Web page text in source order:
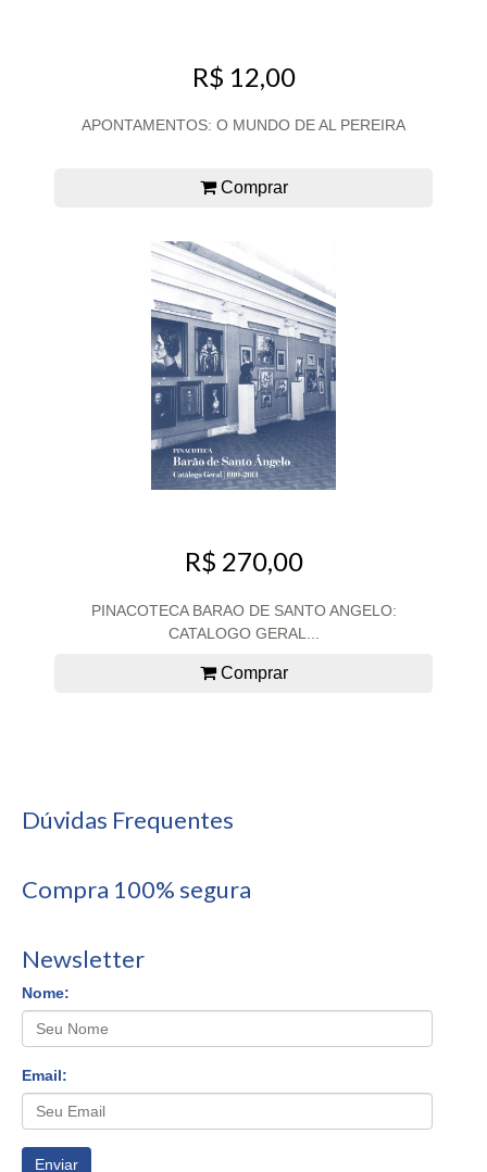
R$ 12,00
APONTAMENTOS: O MUNDO DE AL PEREIRA
Comprar
R$ 270,00
PINACOTECA BARAO DE SANTO ANGELO:
CATALOGO GERAL...
Comprar
Dúvidas Frequentes
Compra 100% segura
Newsletter
Nome:
Email:
Enviar